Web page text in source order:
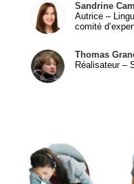
Sandrine
Autrice –
comité
Thomas
Réalisateur –